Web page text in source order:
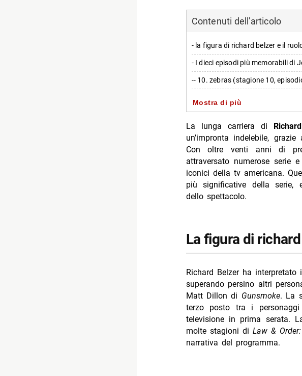
Contenuti dell'articolo
- la figura di richard belzer e il
- I dieci episodi più memorabili di
-- 10. zebras (stagione 10,
-- 9. parts (stagione 6, episodio 22)
- I momenti chiave nella carriera
-- Il lascito della serie e dell’attore
-- Personaggi e ospiti speciali
-- Scopri di più da Jump the shark
-- RispondiAnnulla risposta
- Filippo Bisciglia sogna un game
- Ascolti TV 4 agosto 2026 Far
- Ascolti TV 5 agosto 2026
- Programmi TV oggi giovedì 6
Mostra di più
La lunga carriera di
un’impronta indelebile,
Con oltre venti anni di
attraversato numerose serie
iconici della tv americana.
più significative della serie,
dello spettacolo.
la figura di
Richard Belzer ha interpretato
superando persino altri
Matt Dillon di Gunsmoke. La
terzo posto tra i
televisione in prima serata.
molte stagioni di Law &
narrativa del programma.